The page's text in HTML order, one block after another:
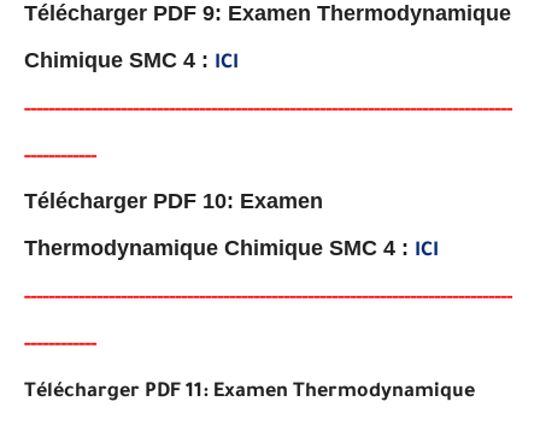
Télécharger PDF 9: Examen Thermodynamique
Chimique SMC 4 : ICI
---------------------------------------------------------------------------------
------------
Télécharger PDF 10: Examen
Thermodynamique Chimique SMC 4 : ICI
---------------------------------------------------------------------------------
------------
Télécharger PDF 11: Examen Thermodynamique